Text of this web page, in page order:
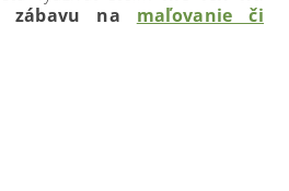
na maľovanie či